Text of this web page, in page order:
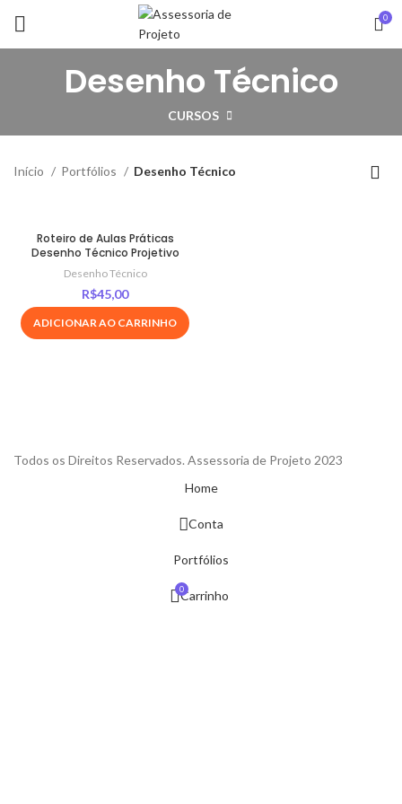
0
Desenho Técnico
CURSOS
Início Portfólios Desenho Técnico
Roteiro de Aulas Práticas
Desenho Técnico Projetivo
Desenho Técnico
R$45,00
ADICIONAR AO CARRINHO
Todos os Direitos Reservados. Assessoria de Projeto 2023
Home
Conta
Portfólios
0Carrinho